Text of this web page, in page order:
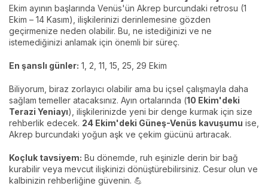
Ekim ayının başlarında Venüs'ün Akrep burcundaki retrosu (1
Ekim – 14 Kasım), ilişkilerinizi derinlemesine gözden
geçirmenize neden olabilir. Bu, ne istediğinizi ve ne
istemediğinizi anlamak için önemli bir süreç.
En şanslı günler: 1, 2, 11, 15, 25, 29 Ekim
Biliyorum, biraz zorlayıcı olabilir ama bu içsel çalışmayla daha
sağlam temeller atacaksınız. Ayın ortalarında (10 Ekim'deki
Terazi Yeniayı), ilişkilerinizde yeni bir denge kurmak için size
rehberlik edecek. 24 Ekim'deki Güneş-Venüs kavuşumu ise,
Akrep burcundaki yoğun aşk ve çekim gücünü artıracak.
Koçluk tavsiyem: Bu dönemde, ruh eşinizle derin bir bağ
kurabilir veya mevcut ilişkinizi dönüştürebilirsiniz. Cesur olun ve
kalbinizin rehberliğine güvenin. 💪